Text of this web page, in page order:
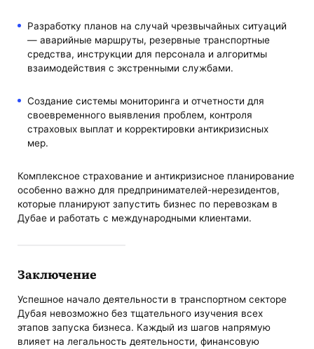
Разработку планов на случай чрезвычайных ситуаций
— аварийные маршруты, резервные транспортные
средства, инструкции для персонала и алгоритмы
взаимодействия с экстренными службами.
Создание системы мониторинга и отчетности для
своевременного выявления проблем, контроля
страховых выплат и корректировки антикризисных
мер.
Комплексное страхование и антикризисное планирование
особенно важно для предпринимателей-нерезидентов,
которые планируют запустить бизнес по перевозкам в
Дубае и работать с международными клиентами.
Заключение
Успешное начало деятельности в транспортном секторе
Дубая невозможно без тщательного изучения всех
этапов запуска бизнеса. Каждый из шагов напрямую
влияет на легальность деятельности, финансовую